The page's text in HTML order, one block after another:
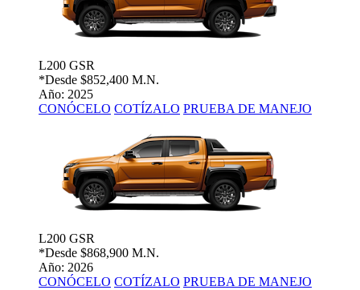
L200 GSR
*Desde $852,400 M.N.
Año: 2025
CONÓCELO COTÍZALO PRUEBA DE MANEJO
L200 GSR
*Desde $868,900 M.N.
Año: 2026
CONÓCELO COTÍZALO PRUEBA DE MANEJO